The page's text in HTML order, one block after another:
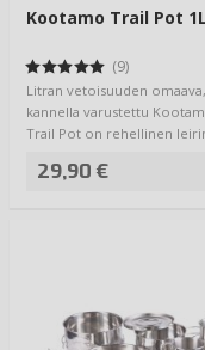
Kootamo Trail Pot 1L
(9)
Litran vetoisuuden omaava,
kannella varustettu
Trail Pot on rehellinen
29,90 €